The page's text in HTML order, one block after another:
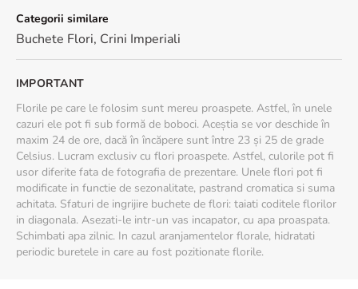
- Schimba apa zilnic.
Dimensiune: 40 cm (inaltime) - 30 cm (diametrul buchetului)
Categorii similare
Buchete Flori, Crini Imperiali
IMPORTANT
Florile pe care le folosim sunt mereu proaspete. Astfel, în unele
cazuri ele pot fi sub formă de boboci. Aceștia se vor deschide în
maxim 24 de ore, dacă în încăpere sunt între 23 și 25 de grade
Celsius. Lucram exclusiv cu flori proaspete. Astfel, culorile pot fi
usor diferite fata de fotografia de prezentare. Unele flori pot fi
modificate in functie de sezonalitate, pastrand cromatica si suma
achitata. Sfaturi de ingrijire buchete de flori: taiati coditele florilor
in diagonala. Asezati-le intr-un vas incapator, cu apa proaspata.
Schimbati apa zilnic. In cazul aranjamentelor florale, hidratati
periodic buretele in care au fost pozitionate florile.